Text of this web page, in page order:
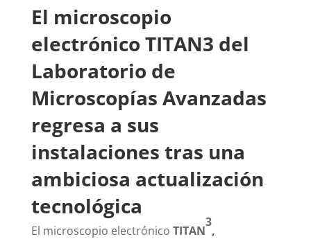
El microscopio
electrónico TITAN3 del
Laboratorio de
Microscopías Avanzadas
regresa a sus
instalaciones tras una
ambiciosa actualización
tecnológica
El microscopio electrónico TITAN
3
,